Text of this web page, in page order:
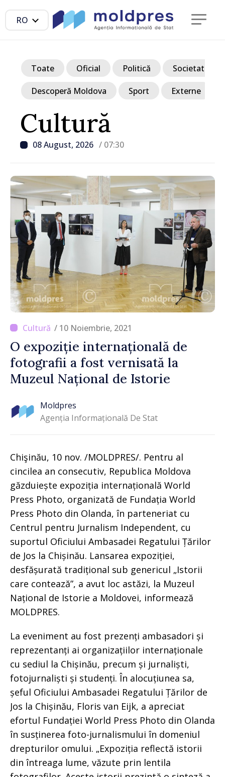
RO
Cultură
08 August, 2026 / 07:30
Toate Oficial Politică Societate
Descoperă Moldova Sport Externe
/ 10 Noiembrie, 2021
O expoziție internațională de
fotografii a fost vernisată la
Muzeul Național de Istorie
Moldpres
Agenția Informațională De Stat
Chişinău, 10 nov. /MOLDPRES/. Pentru al
cincilea an consecutiv, Republica Moldova
găzduiește expoziția internațională World
Press Photo, organizată de Fundația World
Press Photo din Olanda, în parteneriat cu
Centrul pentru Jurnalism Independent, cu
suportul Oficiului Ambasadei Regatului Țărilor
de Jos la Chișinău. Lansarea expoziției,
desfășurată tradițional sub genericul „Istorii
care contează”, a avut loc astăzi, la Muzeul
Național de Istorie a Moldovei, informează
MOLDPRES.
La eveniment au fost prezenți ambasadori și
reprezentanți ai organizațiilor internaționale
cu sediul la Chișinău, precum și jurnaliști,
fotojurnaliști și studenți. În alocuțiunea sa,
șeful Oficiului Ambasadei Regatului Țărilor de
Jos la Chișinău, Floris van Eijk, a apreciat
efortul Fundației World Press Photo din Olanda
în susținerea foto-jurnalismului în domeniul
drepturilor omului. „Expoziția reflectă istorii
din întreaga lume, văzute prin lentila